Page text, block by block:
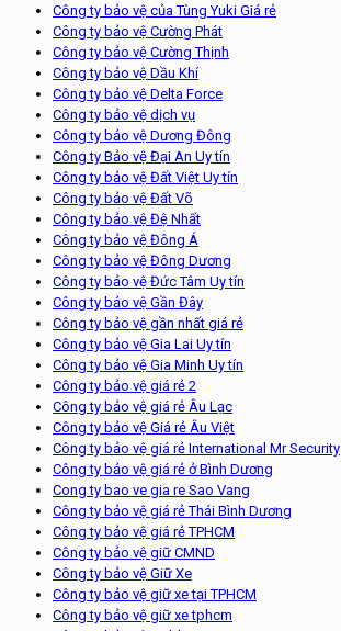
Công ty bảo vệ của Tùng Yuki Giá rẻ
Công ty bảo vệ Cường Phát
Công ty bảo vệ Cường Thịnh
Công ty bảo vệ Dầu Khí
Công ty bảo vệ Delta Force
Công ty bảo vệ dịch vụ
Công ty bảo vệ Dương Đông
Công ty Bảo vệ Đại An Uy tín
Công ty bảo vệ Đất Việt Uy tín
Công ty bảo vệ Đất Võ
Công ty bảo vệ Đệ Nhất
Công ty bảo vệ Đông Á
Công ty bảo vệ Đông Dương
Công ty bảo vệ Đức Tâm Uy tín
Công ty bảo vệ Gần Đây
Công ty bảo vệ gần nhất giá rẻ
Công ty bảo vệ Gia Lai Uy tín
Công ty bảo vệ Gia Minh Uy tín
Công ty bảo vệ giá rẻ 2
Công ty bảo vệ giá rẻ Âu Lạc
Công ty bảo vệ Giá rẻ Âu Việt
Công ty bảo vệ giá rẻ International Mr Security
Công ty bảo vệ giá rẻ ở Bình Dương
Cong ty bao ve gia re Sao Vang
Công ty bảo vệ giá rẻ Thái Bình Dương
Công ty bảo vệ giá rẻ TPHCM
Công ty bảo vệ giữ CMND
Công ty bảo vệ Giữ Xe
Công ty bảo vệ giữ xe tại TPHCM
Công ty bảo vệ giữ xe tphcm